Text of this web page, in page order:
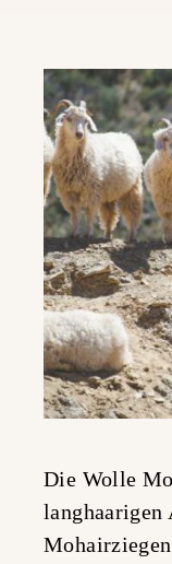
Die Wolle
langhaarigen